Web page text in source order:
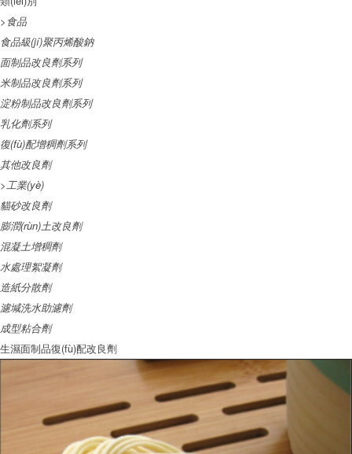
>食品
食品級(jí)聚丙烯酸鈉
面制品改良劑系列
米制品改良劑系列
淀粉制品改良劑系列
乳化劑系列
復(fù)配增稠劑系列
其他改良劑
>工業(yè)
貓砂改良劑
膨潤(rùn)土改良劑
混凝土增稠劑
水處理絮凝劑
造紙分散劑
濾堿洗水助濾劑
成型粘合劑
生濕面制品復(fù)配改良劑